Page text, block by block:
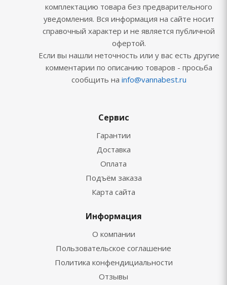
комплектацию товара без предварительного
уведомления. Вся информация на сайте носит
справочный характер и не является публичной
офертой.
Если вы нашли неточность или у вас есть другие
комментарии по описанию товаров - просьба
сообщить на info@vannabest.ru
Сервис
Гарантии
Доставка
Оплата
Подъём заказа
Карта сайта
Информация
О компании
Пользовательское соглашение
Политика конфендициальности
Отзывы